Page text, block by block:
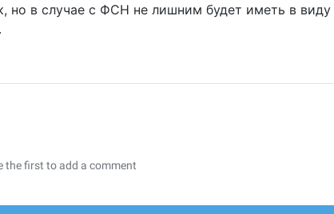
но в случае с ФСН не лишним будет иметь в виду